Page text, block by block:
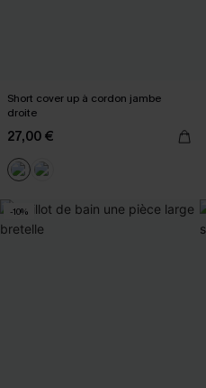
Short cover up à cordon jambe
droite
27,00 €
-10%